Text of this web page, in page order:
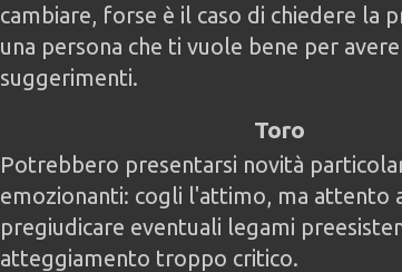
cambiare, forse è il caso di chiedere la
una persona che ti vuole bene per
suggerimenti.
Toro
Potrebbero presentarsi novità
emozionanti: cogli l'attimo, ma attento
pregiudicare eventuali legami
atteggiamento troppo critico.